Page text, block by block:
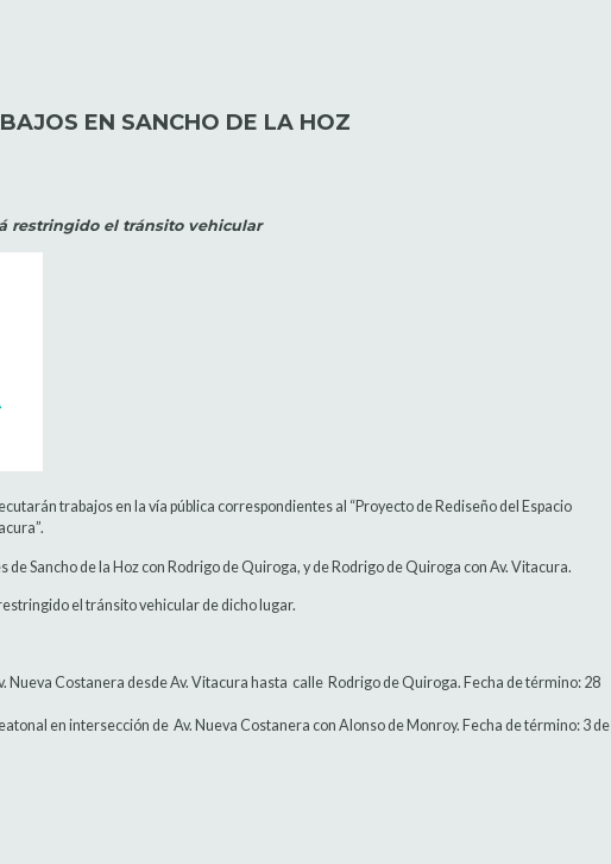
EN SANCHO DE LA HOZ
restringido el tránsito vehicular
trabajos en la vía pública correspondientes al “Proyecto de Rediseño del Espacio
Sancho de la Hoz con Rodrigo de Quiroga, y de Rodrigo de Quiroga con Av. Vitacura.
el tránsito vehicular de dicho lugar.
Costanera desde Av. Vitacura hasta calle Rodrigo de Quiroga. Fecha de término: 28
en intersección de Av. Nueva Costanera con Alonso de Monroy. Fecha de término: 3 de